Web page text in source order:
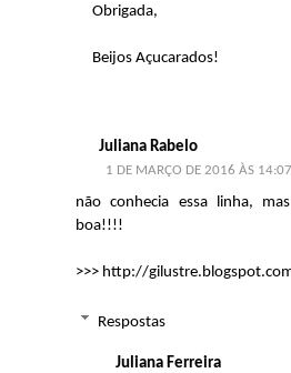
Obrigada,
Beijos Açucarados!
Juliana Rabelo
1 DE MARÇO DE 2016 ÀS 14:07
não conhecia essa linha,
boa!!!!
>>> http://
Respostas
Juliana Ferreira